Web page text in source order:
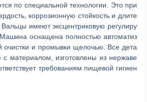
по специальной технологии. Это при
коррозионную стойкость и длите
имеют эксцентриковую регулиру
оснащена полностью автоматиз
очистки и промывки щелочью. Все дета
с материалом, изготовлены из нержаве
требованиям пищевой гигиен